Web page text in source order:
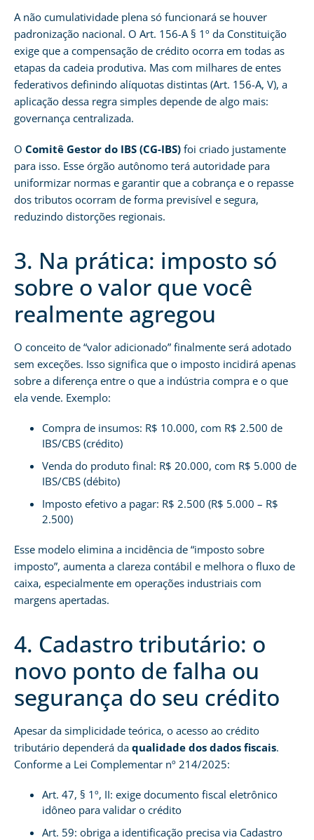
A não cumulatividade plena só funcionará se houver
padronização nacional. O Art. 156-A § 1º da Constituição
exige que a compensação de crédito ocorra em todas as
etapas da cadeia produtiva. Mas com milhares de entes
federativos definindo alíquotas distintas (Art. 156-A, V), a
aplicação dessa regra simples depende de algo mais:
governança centralizada.
O Comitê Gestor do IBS (CG-IBS) foi criado justamente
para isso. Esse órgão autônomo terá autoridade para
uniformizar normas e garantir que a cobrança e o repasse
dos tributos ocorram de forma previsível e segura,
reduzindo distorções regionais.
3. Na prática: imposto só
sobre o valor que você
realmente agregou
O conceito de “valor adicionado” finalmente será adotado
sem exceções. Isso significa que o imposto incidirá apenas
sobre a diferença entre o que a indústria compra e o que
ela vende. Exemplo:
Compra de insumos: R$ 10.000, com R$ 2.500 de
IBS/CBS (crédito)
Venda do produto final: R$ 20.000, com R$ 5.000 de
IBS/CBS (débito)
Imposto efetivo a pagar: R$ 2.500 (R$ 5.000 – R$
2.500)
Esse modelo elimina a incidência de “imposto sobre
imposto”, aumenta a clareza contábil e melhora o fluxo de
caixa, especialmente em operações industriais com
margens apertadas.
4. Cadastro tributário: o
novo ponto de falha ou
segurança do seu crédito
Apesar da simplicidade teórica, o acesso ao crédito
tributário dependerá da qualidade dos dados fiscais.
Conforme a Lei Complementar nº 214/2025:
Art. 47, § 1º, II: exige documento fiscal eletrônico
idôneo para validar o crédito
Art. 59: obriga a identificação precisa via Cadastro